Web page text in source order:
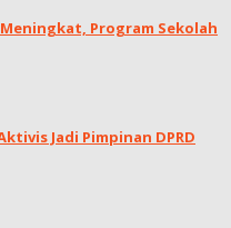
‎Program Sekolah
Jadi Pimpinan DPRD